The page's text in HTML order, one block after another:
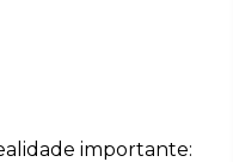
importante: